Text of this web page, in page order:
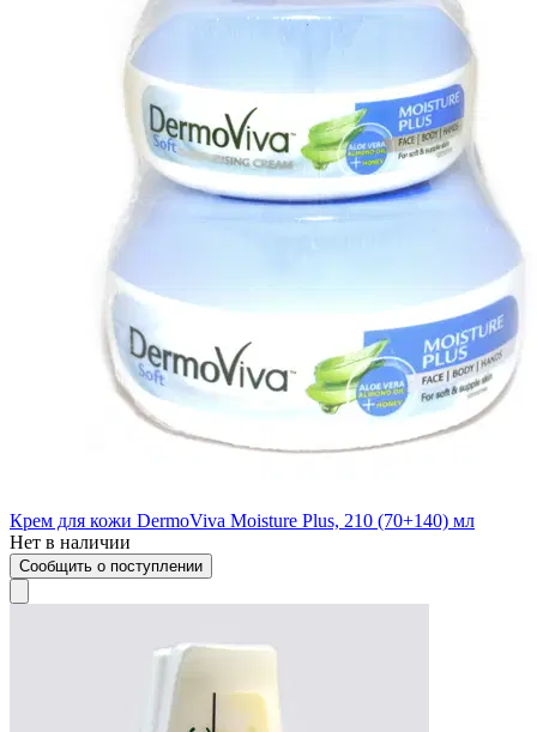
Крем для кожи DermoViva Moisture Plus, 210 (70+140) мл
Нет в наличии
Сообщить о поступлении